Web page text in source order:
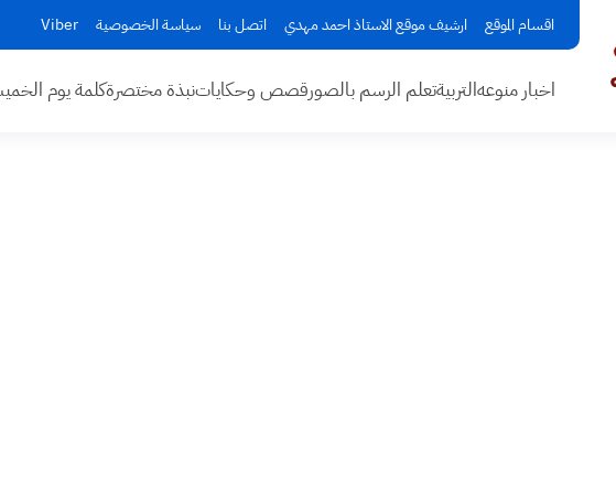
اقسام الموقع ارشيف موقع الاستاذ احمد مهدي اتصل بنا سياسة الخصوصية Viber
اخبار منوعهالتربيةتعلم الرسم بالصورقصص وحكاياتنبذة مختصرةكلمة يوم